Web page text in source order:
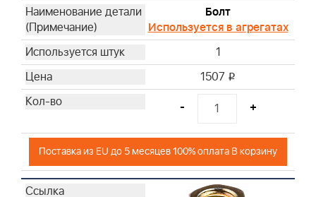
Болт
Используется в агрегатах
1
1507 i
- +
Поставка из EU до 5 месяцев 100% оплата В корзину